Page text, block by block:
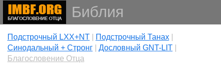
Библия
Подстрочный LXX+NT| Подстрочный Танах|
Cинодальный + Стронг| Дословный GNT-LIT|
Благословение Отца